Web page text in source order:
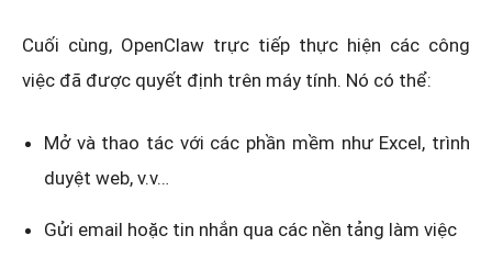
Cuối cùng, OpenClaw trực tiếp thực hiện các công
việc đã được quyết định trên máy tính. Nó có thể:
Mở và thao tác với các phần mềm như Excel, trình
duyệt web, v.v…
Gửi email hoặc tin nhắn qua các nền tảng làm việc